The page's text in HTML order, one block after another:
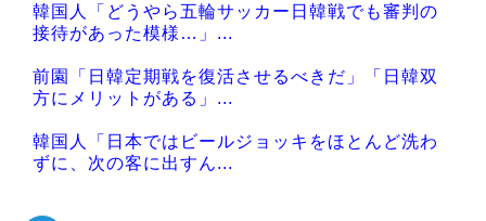
韓国人「どうやら五輪サッカー日韓戦でも審判の
接待があった模様…」...
前園「日韓定期戦を復活させるべきだ」「日韓双
方にメリットがある」...
韓国人「日本ではビールジョッキをほとんど洗わ
ずに、次の客に出すん...